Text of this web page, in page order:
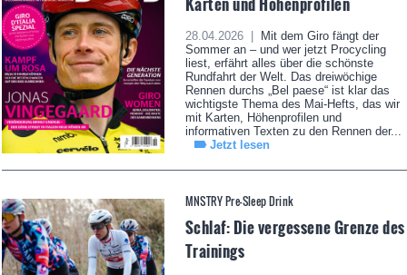
28.04.2026 |
Mit dem Giro fängt der
Sommer an – und wer jetzt Procycling
liest, erfährt alles über die schönste
Rundfahrt der Welt. Das dreiwöchige
Rennen durchs „Bel paese“ ist klar das
wichtigste Thema des Mai-Hefts, das wir
mit Karten, Höhenprofilen und
informativen Texten zu den Rennen der...
Jetzt lesen
MNSTRY Pre-Sleep Drink
Schlaf: Die vergessene Grenze des
Trainings